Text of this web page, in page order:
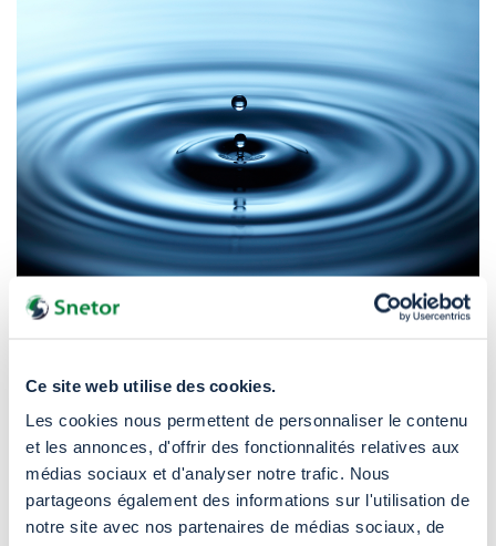
Ce site web utilise des cookies.
Les cookies nous permettent de personnaliser le contenu
et les annonces, d'offrir des fonctionnalités relatives aux
médias sociaux et d'analyser notre trafic. Nous
partageons également des informations sur l'utilisation de
notre site avec nos partenaires de médias sociaux, de
Revêtements, peintures, vernis et résines.